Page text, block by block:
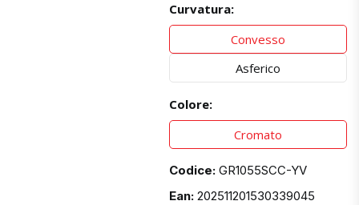
Curvatura:
Convesso
Asferico
Colore:
Cromato
Codice: GR1055SCC-YV
Ean: 202511201530339045